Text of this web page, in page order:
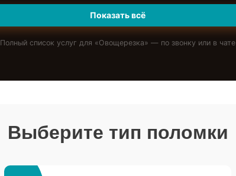
Показать всё
Полный список услуг для «Овощерезка» — по звонку или в чате
Выберите тип поломки